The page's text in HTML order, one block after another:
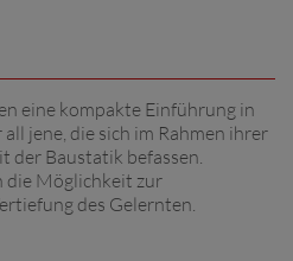
eine kompakte Einführung in
jene, die sich im Rahmen ihrer
der Baustatik befassen.
die Möglichkeit zur
des Gelernten.